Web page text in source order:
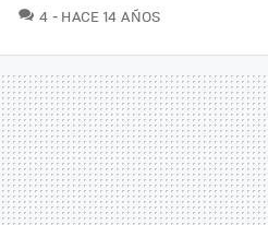
4 COMENTARIOS
HACE 14 AÑOS